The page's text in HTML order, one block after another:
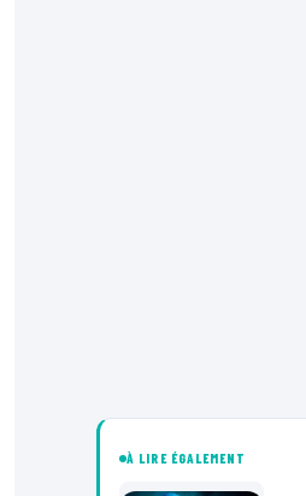
À LIRE ÉGALEMENT